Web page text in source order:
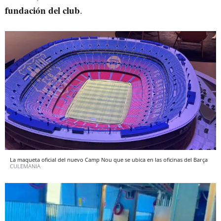
fundación del club.
La maqueta oficial del nuevo Camp Nou que se ubica en las oficinas del Barça
CULEMANIA